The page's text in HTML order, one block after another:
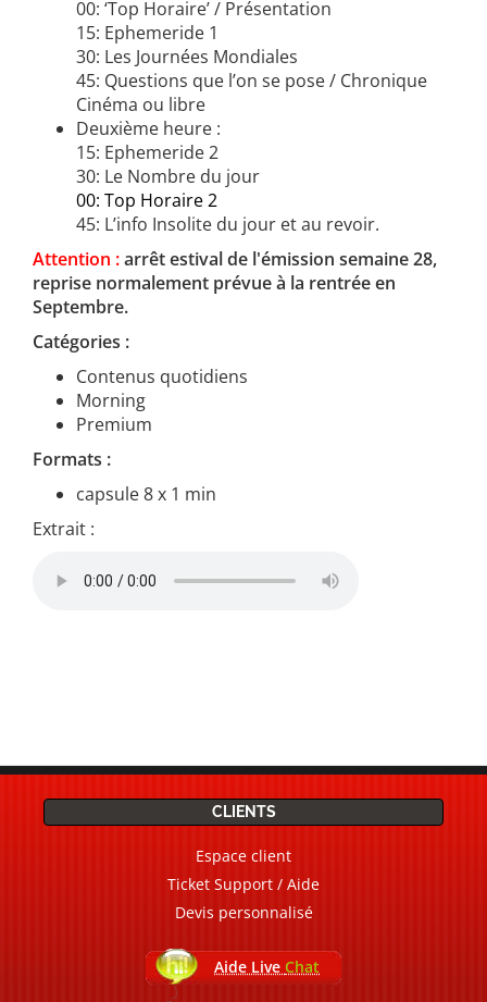
00: ‘Top Horaire’ / Présentation
15: Ephemeride 1
30: Les Journées Mondiales
45: Questions que l’on se pose / Chronique
Cinéma ou libre
Deuxième heure :
15: Ephemeride 2
30: Le Nombre du jour
00: Top Horaire 2
45: L’info Insolite du jour et au revoir.
Attention :arrêt estival de l'émission semaine 28,
reprise normalement prévue à la rentrée en
Septembre.
Catégories :
Contenus quotidiens
Morning
Premium
Formats :
capsule 8 x 1 min
Extrait :
CLIENTS
Espace client
Ticket Support / Aide
Devis personnalisé
Aide Live Chat